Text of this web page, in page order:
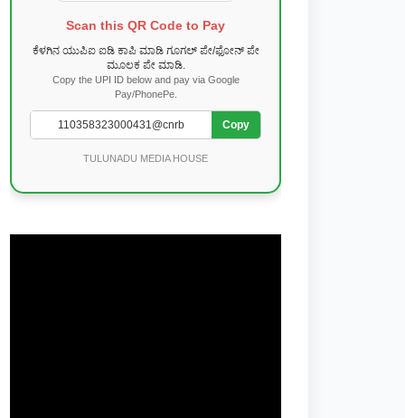
Scan this QR Code to Pay
ಕೆಳಗಿನ ಯುಪಿಐ ಐಡಿ ಕಾಪಿ ಮಾಡಿ ಗೂಗಲ್ ಪೇ/ಫೋನ್ ಪೇ
ಮೂಲಕ ಪೇ ಮಾಡಿ.
Copy the UPI ID below and pay via Google
Pay/PhonePe.
Copy
TULUNADU MEDIA HOUSE